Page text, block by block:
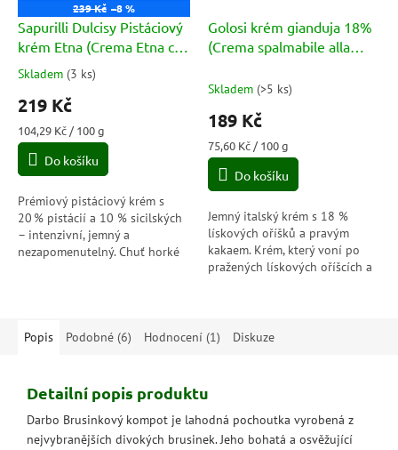
239 Kč –8 %
Sapurilli Dulcisy Pistáciový
krém Etna (Crema Etna con
Pistacchio Siciliano 30%)
Průměrné
hodnocení
produktu
je
5,0
5
hvězdiček.
Skladem (3 ks)
219 Kč
Měrná
cena:
104,29 Kč / 100 g
Do košíku
Prémiový pistáciový krém s
20 % pistácií a 10 % sicilských
– intenzivní, jemný a
nezapomenutelný. Chuť horké
Golosi krém gianduja 18%
(Crema spalmabile alla
Skladem (>5 ks)
189 Kč
Měrná
cena:
75,60 Kč / 100 g
Do košíku
Jemný italský krém s 18 %
lískových oříšků a pravým
kakaem. Krém, který voní po
pražených lískových oříšcích a
Popis Podobné (6) Hodnocení (1) Diskuze
Detailní popis produktu
Darbo Brusinkový kompot je lahodná pochoutka vyrobená z
nejvybranějších divokých brusinek. Jeho bohatá a osvěžující